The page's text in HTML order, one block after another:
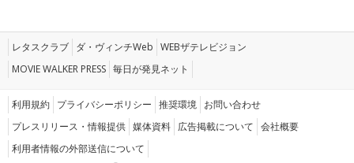
レタスクラブ ダ・ヴィンチWeb WEBザテレビジョン
MOVIE WALKER PRESS 毎日が発見ネット
利用規約 プライバシーポリシー 推奨環境 お問い合わせ
プレスリリース・情報提供 媒体資料 広告掲載について 会社概要
利用者情報の外部送信について